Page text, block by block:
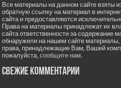
Все материалы на данном сайте взяты
обратную ссылку на материал в
сайта и предоставляются
Права на материалы принадлежат их
сайта ответственности за содержание
обнаружили на нашем сайте
права, принадлежащие Вам, Вашей
пожалуйста,сообщите нам.
Свежие комментарии